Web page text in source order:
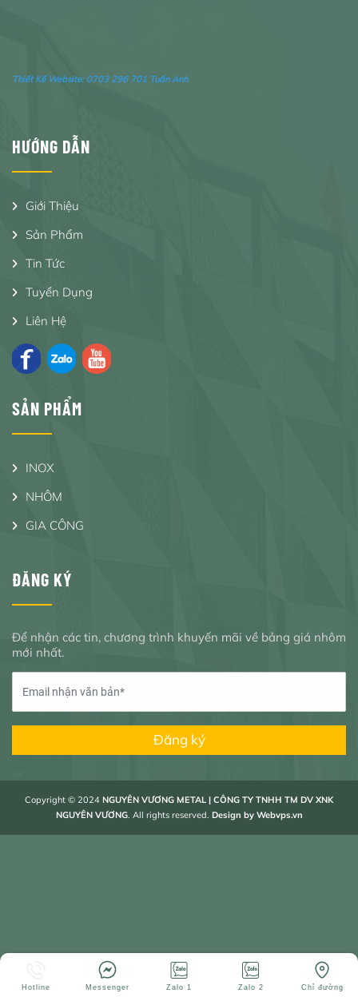
Thiết Kế Website: 0703 296 701 Tuấn Anh
HƯỚNG DẪN
Giới Thiệu
Sản Phẩm
Tin Tức
Tuyển Dụng
Liên Hệ
SẢN PHẨM
INOX
NHÔM
GIA CÔNG
ĐĂNG KÝ
Để nhận các tin, chương trình khuyến mãi về bảng giá nhôm
mới nhất.
Đăng ký
Copyright © 2024 NGUYÊN VƯƠNG METAL | CÔNG TY TNHH TM DV XNK
NGUYÊN VƯƠNG. All rights reserved. Design by Webvps.vn
Hotline Messenger Zalo 1 Zalo 2 Chỉ đường